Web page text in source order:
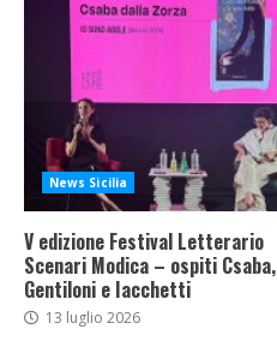
News Sicilia
V edizione Festival Letterario
Scenari Modica – ospiti Csaba,
Gentiloni e Iacchetti
13 luglio 2026